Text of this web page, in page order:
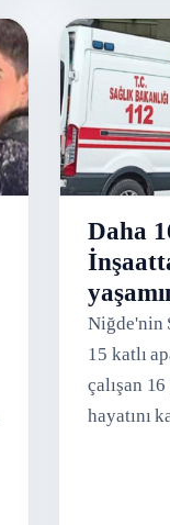
Daha
Niğde'nin
15 katlı
çalışan
hayatını